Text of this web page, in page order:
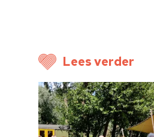
Lees verder